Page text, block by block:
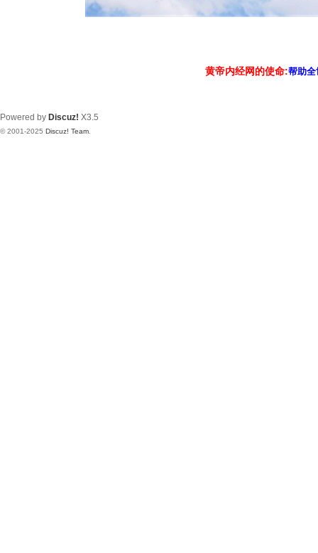
黄帝内经网的使命:帮助
Powered by Discuz! X3.5
© 2001-2025 Discuz! Team